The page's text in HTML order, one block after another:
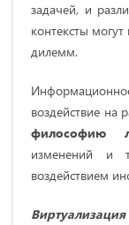
задачей, и
контексты
дилемм.
воздействие на
философию
изменений и
воздействием